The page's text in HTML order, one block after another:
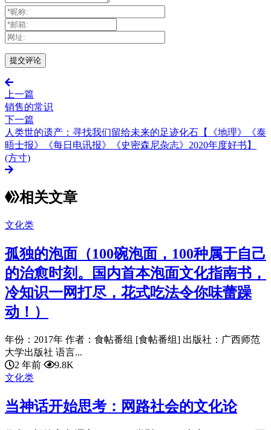
上一篇
销售的常识
下一篇
人类世的遗产：寻找我们留给未来的足迹化石【《地理》《泰
晤士报》《每日电讯报》《史密森尼杂志》2020年度好书】
(方寸)
相关文章
文化类
孤独的泡面（100碗泡面，100种属于自己
的治愈时刻。国内首本泡面文化指南书，
冷知识一网打尽，花式吃法令你味蕾躁
动！）
年份：2017年 作者：食帖番组 [食帖番组] 出版社：广西师范
大学出版社 语言...
2 年前
9.8K
文化类
当神话开始思考：网路社会的文化论